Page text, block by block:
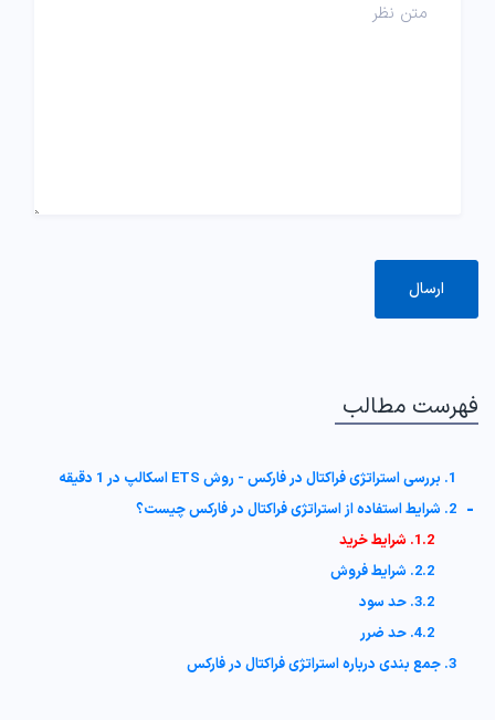
فهرست مطالب
1. بررسی استراتژی فراکتال در فارکس - روش ETS اسکالپ در 1 دقیقه
2. شرایط استفاده از استراتژی فراکتال در فارکس چیست؟ -
1.2. شرایط خرید
2.2. شرایط فروش
3.2. حد سود
4.2. حد ضرر
3. جمع‌ بندی درباره استراتژی فراکتال در فارکس